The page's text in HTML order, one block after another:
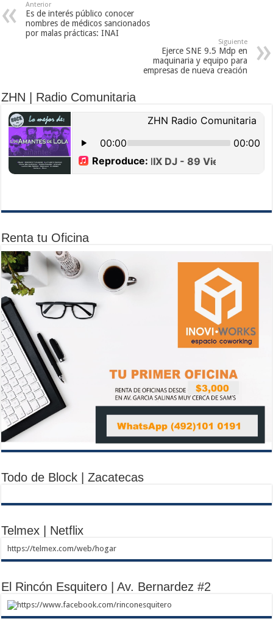
Anterior
Es de interés público conocer
nombres de médicos sancionados
por malas prácticas: INAI
Siguiente
Ejerce SNE 9.5 Mdp en
maquinaria y equipo para
empresas de nueva creación
ZHN | Radio Comunitaria
Renta tu Oficina
Todo de Block | Zacatecas
Telmex | Netflix
https://telmex.com/web/hogar
El Rincón Esquitero | Av. Bernardez #2
https://www.facebook.com/rinconesquitero